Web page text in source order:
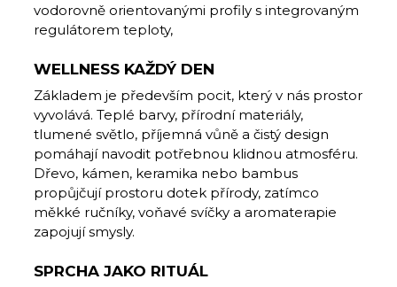
vodorovně orientovanými profily s integrovaným
regulátorem teploty,
WELLNESS KAŽDÝ DEN
Základem je především pocit, který v nás prostor
vyvolává. Teplé barvy, přírodní materiály,
tlumené světlo, příjemná vůně a čistý design
pomáhají navodit potřebnou klidnou atmosféru.
Dřevo, kámen, keramika nebo bambus
propůjčují prostoru dotek přírody, zatímco
měkké ručníky, voňavé svíčky a aromaterapie
zapojují smysly.
SPRCHA JAKO RITUÁL